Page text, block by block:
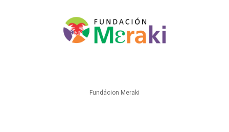
Fundácion Meraki